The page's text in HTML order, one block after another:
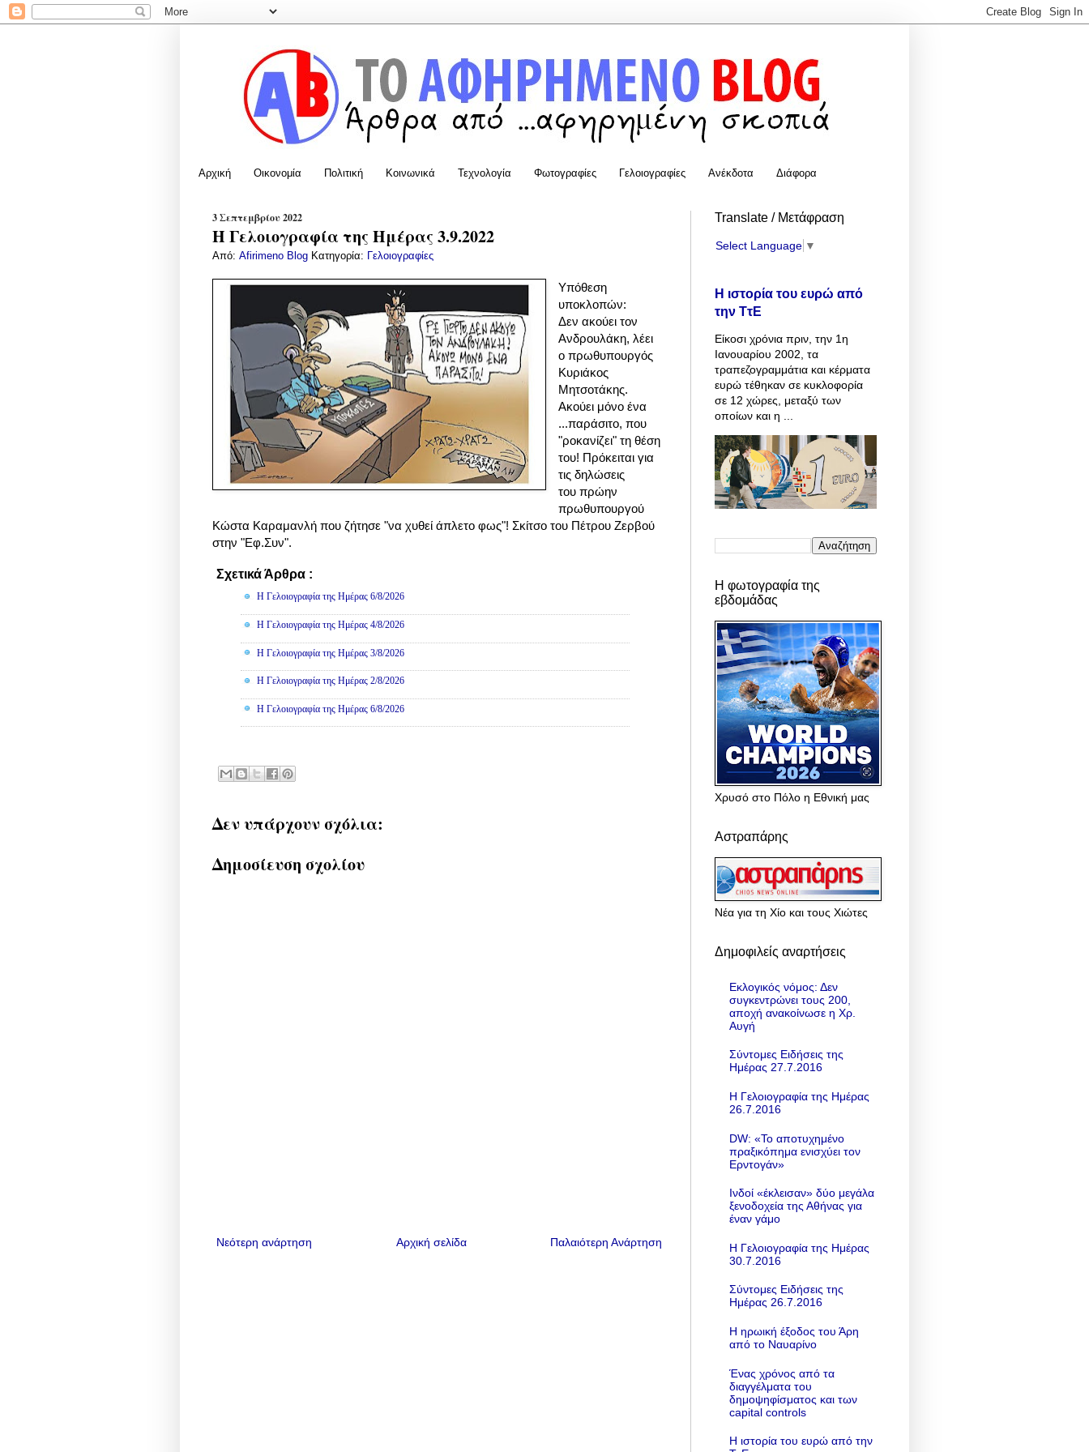
Αρχική Οικονομία Πολιτική Κοινωνικά Τεχνολογία Φωτογραφίες Γελοιογραφίες Ανέκδοτα Διάφορα
3 Σεπτεμβρίου 2022
Η Γελοιογραφία της Ημέρας 3.9.2022
Από: Afirimeno Blog Κατηγορία: Γελοιογραφίες
Υπόθεση
υποκλοπών:
Δεν ακούει τον
Ανδρουλάκη, λέει
ο πρωθυπουργός
Κυριάκος
Μητσοτάκης.
Ακούει μόνο ένα
...παράσιτο, που
"ροκανίζει" τη θέση
του! Πρόκειται για
τις δηλώσεις
του πρώην
πρωθυπουργού
Κώστα Καραμανλή που ζήτησε "να χυθεί άπλετο φως"! Σκίτσο του Πέτρου Ζερβού
στην "Εφ.Συν".
Σχετικά Άρθρα :
Η Γελοιογραφία της Ημέρας 6/8/2026
Η Γελοιογραφία της Ημέρας 4/8/2026
Η Γελοιογραφία της Ημέρας 3/8/2026
Η Γελοιογραφία της Ημέρας 2/8/2026
Η Γελοιογραφία της Ημέρας 6/8/2026
Δεν υπάρχουν σχόλια:
Δημοσίευση σχολίου
Νεότερη ανάρτηση Παλαιότερη Ανάρτηση
Αρχική σελίδα
Translate / Μετάφραση
Select Language ▼
Η ιστορία του ευρώ από
την ΤτΕ
Είκοσι χρόνια πριν, την 1η
Ιανουαρίου 2002, τα
τραπεζογραμμάτια και κέρματα
ευρώ τέθηκαν σε κυκλοφορία
σε 12 χώρες, μεταξύ των
οποίων και η ...
Η φωτογραφία της
εβδομάδας
Χρυσό στο Πόλο η Εθνική μας
Αστραπάρης
Νέα για τη Χίο και τους Χιώτες
Δημοφιλείς αναρτήσεις
Εκλογικός νόμος: Δεν
συγκεντρώνει τους 200,
αποχή ανακοίνωσε η Χρ.
Αυγή
Σύντομες Ειδήσεις της
Ημέρας 27.7.2016
Η Γελοιογραφία της Ημέρας
26.7.2016
DW: «To αποτυχημένο
πραξικόπημα ενισχύει τον
Ερντογάν»
Ινδοί «έκλεισαν» δύο μεγάλα
ξενοδοχεία της Αθήνας για
έναν γάμο
Η Γελοιογραφία της Ημέρας
30.7.2016
Σύντομες Ειδήσεις της
Ημέρας 26.7.2016
Η ηρωική έξοδος του Άρη
από το Ναυαρίνο
Ένας χρόνος από τα
διαγγέλματα του
δημοψηφίσματος και των
capital controls
Η ιστορία του ευρώ από την